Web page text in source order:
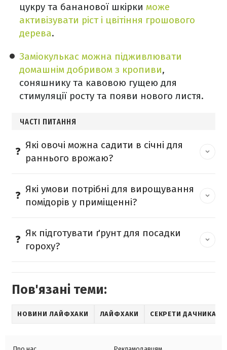
цукру та бананової шкірки може
активізувати ріст і цвітіння грошового
дерева.
Заміокулькас можна підживлювати
домашнім добривом з кропиви,
соняшнику та кавовою гущею для
стимуляції росту та появи нового листя.
ЧАСТІ ПИТАННЯ
Які овочі можна садити в січні для
раннього врожаю?
Які умови потрібні для вирощування
помідорів у приміщенні?
Як підготувати ґрунт для посадки
гороху?
Пов'язані теми:
НОВИНИ ЛАЙФХАКИ ЛАЙФХАКИ СЕКРЕТИ ДАЧНИКА